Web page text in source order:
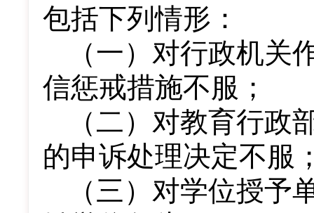
包括下列情形：
（一）对行政机关
信惩戒措施不服；
（二）对教育行政
的申诉处理决定不服
（三）对学位授予